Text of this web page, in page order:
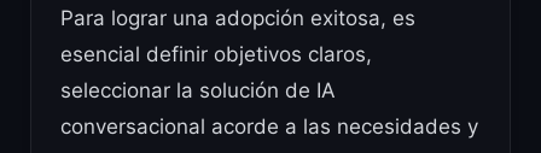
Para lograr una adopción exitosa, es
esencial definir objetivos claros,
seleccionar la solución de IA
conversacional acorde a las necesidades y